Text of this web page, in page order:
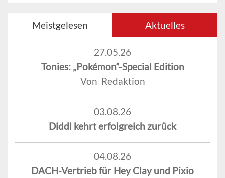
Meistgelesen Aktuelles
27.05.26
Tonies: „Pokémon“-Special Edition
Von Redaktion
03.08.26
Diddl kehrt erfolgreich zurück
04.08.26
DACH-Vertrieb für Hey Clay und Pixio